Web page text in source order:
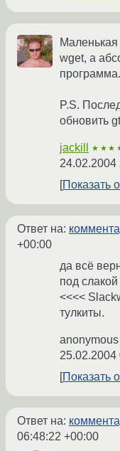
Маленькая
wget, а
программа.
P.S.
обновить
jackill
24.02.2004
Показать
Ответ на:
+00:00
да всё
под
<<<<
тулкиты.
anonymous
25.02.2004
Показать
Ответ на:
06:48:22 +00:00